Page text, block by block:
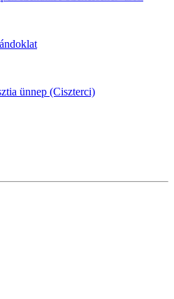
ünnep (Ciszterci)